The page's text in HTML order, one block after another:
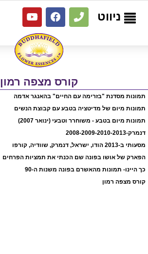
נגישות
אתר
המרכזי
ניווט
קורס מצפה רמון
תמונות מסדנת "בזרימה עם החיים" בהאנגר אדמה
תמונות מיום של מדיטציה בטבע עם קבוצת הנשים
תמונות מיום בטבע - משוחרר וטבעי (ינואר 2007)
דנמרק-2008-2009-2010-2013
מסעותי ב-2013 הודו, ישראל, דנמרק, שוודיה, קורפו
הפארק של אושו בפונה שם הכנתי את תמציות הפרחים
כך היינו- תמונות מהאשרם בפונה משנות ה-90
קורס מצפה רמון